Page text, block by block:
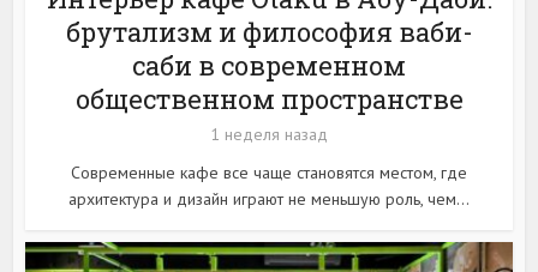
брутализм и философия ваби-
саби в современном
общественном пространстве
1 неделя назад
Современные кафе все чаще становятся местом, где
архитектура и дизайн играют не меньшую роль, чем...